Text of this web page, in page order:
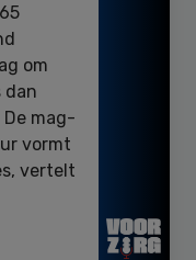
om
dan
mag-
vormt
vertelt